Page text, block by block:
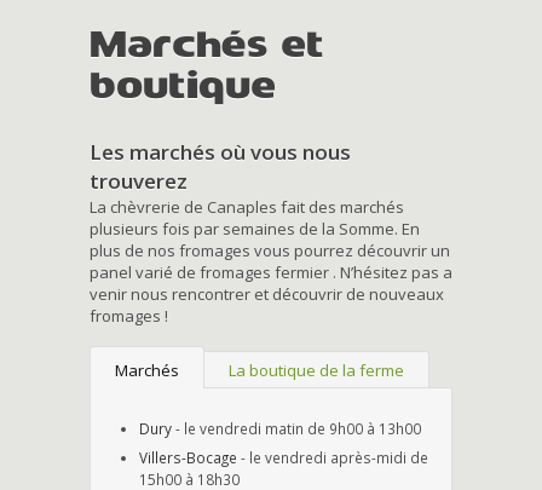
Marchés et
boutique
Les marchés où vous nous
trouverez
La chèvrerie de Canaples fait des marchés
plusieurs fois par semaines de la Somme. En
plus de nos fromages vous pourrez découvrir un
panel varié de fromages fermier . N’hésitez pas a
venir nous rencontrer et découvrir de nouveaux
fromages !
Marchés La boutique de la ferme
Dury- le vendredi matin de 9h00 à 13h00
Villers-Bocage - le vendredi après-midi de
15h00 à 18h30